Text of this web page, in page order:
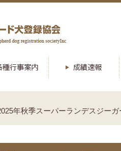
年秋季スーパーランデスジー